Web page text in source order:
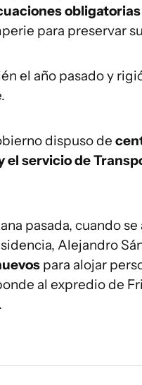
obligatorias
para preservar
el año pasado y
dispuso de
el servicio de
pasada, cuando
Alejandro
para alojar
al expredio de